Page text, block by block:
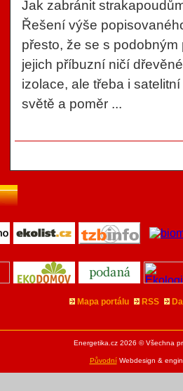
Jak zabránit
Řešení výše
přesto, že se s
jejich příbuzní ničí
izolace, ale třeba i
světě a poměr ...
Mapa portálu RSS
Energetika.cz 2026 © Všechna
PůvodníWebdesign &